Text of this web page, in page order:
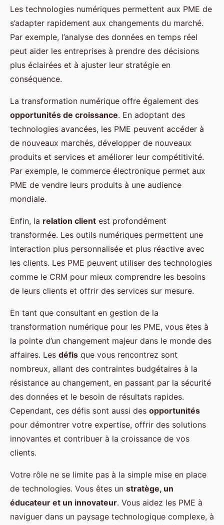
Les technologies numériques permettent aux PME de
s’adapter rapidement aux changements du marché.
Par exemple, l’analyse des données en temps réel
peut aider les entreprises à prendre des décisions
plus éclairées et à ajuster leur stratégie en
conséquence.
La transformation numérique offre également des
opportunités de croissance. En adoptant des
technologies avancées, les PME peuvent accéder à
de nouveaux marchés, développer de nouveaux
produits et services et améliorer leur compétitivité.
Par exemple, le commerce électronique permet aux
PME de vendre leurs produits à une audience
mondiale.
Enfin, la relation client est profondément
transformée. Les outils numériques permettent une
interaction plus personnalisée et plus réactive avec
les clients. Les PME peuvent utiliser des technologies
comme le CRM pour mieux comprendre les besoins
de leurs clients et offrir des services sur mesure.
En tant que consultant en gestion de la
transformation numérique pour les PME, vous êtes à
la pointe d’un changement majeur dans le monde des
affaires. Les défis que vous rencontrez sont
nombreux, allant des contraintes budgétaires à la
résistance au changement, en passant par la sécurité
des données et le besoin de résultats rapides.
Cependant, ces défis sont aussi des opportunités
pour démontrer votre expertise, offrir des solutions
innovantes et contribuer à la croissance de vos
clients.
Votre rôle ne se limite pas à la simple mise en place
de technologies. Vous êtes un stratège, un
éducateur et un innovateur. Vous aidez les PME à
naviguer dans un paysage technologique complexe, à